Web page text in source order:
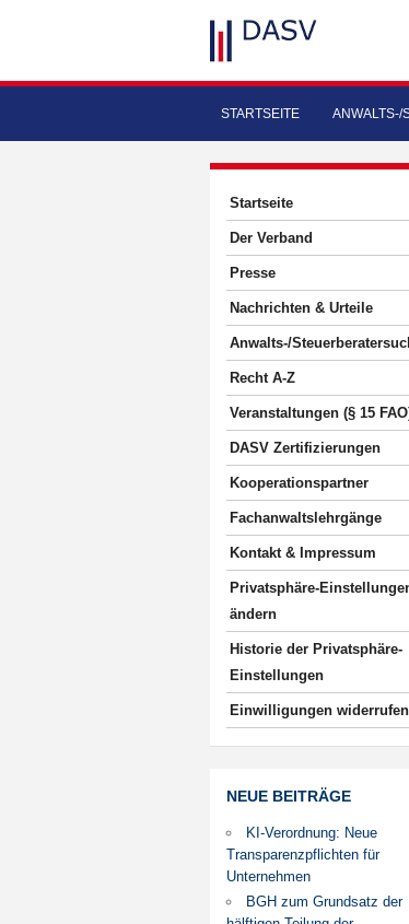
STARTSEITE ANWALTS-/
Startseite
Der Verband
Presse
Nachrichten & Urteile
Anwalts-/
Recht A-Z
Veranstaltungen (§ 15
DASV Zertifizierungen
Kooperationspartner
Fachanwaltslehrgänge
Kontakt & Impressum
Privatsphäre-
ändern
Historie der Privatsphäre-
Einstellungen
Einwilligungen widerrufen
NEUE BEITRÄGE
KI-Verordnung: Neue
Transparenzpflichten für
Unternehmen
BGH zum Grundsatz der